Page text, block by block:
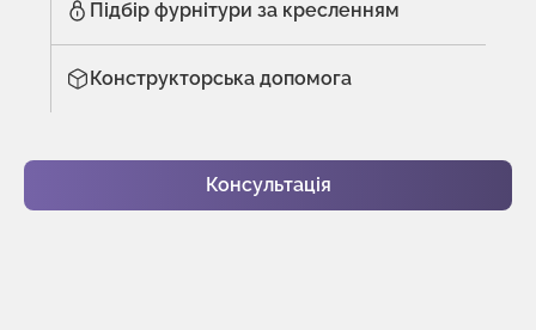
Підбір фурнітури за кресленням
Конструкторська допомога
Консультація